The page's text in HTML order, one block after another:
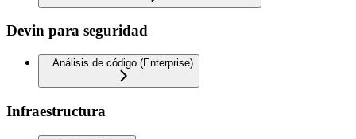
Devin para seguridad
Análisis de código (Enterprise)
Infraestructura